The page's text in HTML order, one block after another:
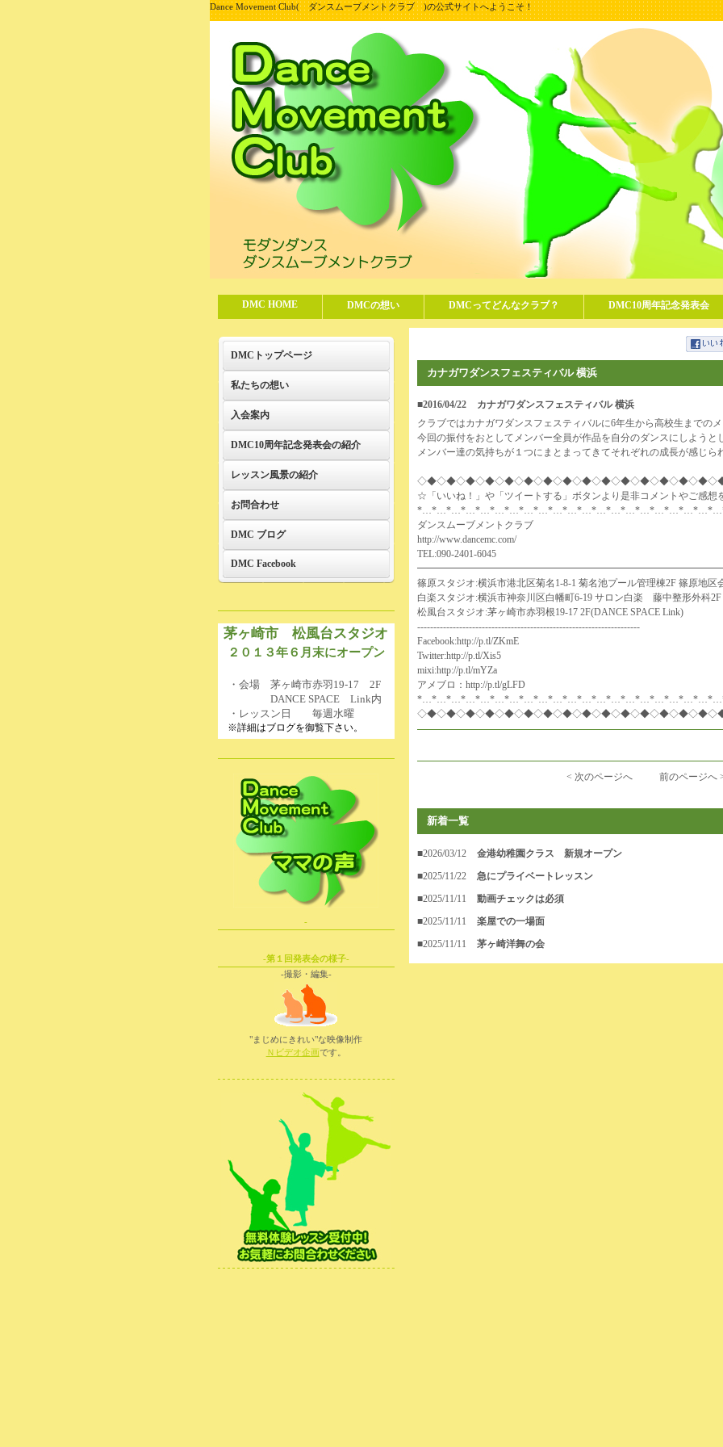
Dance Movement Club( ダンスムーブメントクラブ )の公式サイトへようこそ！
DMC HOME DMCの想い DMCってどんなクラブ？ DMC10周年記念発表会
カナガワダンスフェスティバル 横浜
■2016/04/22
カナガワダンスフェスティバル 横浜
クラブではカナガワダンスフェスティバルに6年生から高校生までのメ
今回の振付をおとしてメンバー全員が作品を自分のダンスにしようと
メンバー達の気持ちが１つにまとまってきてそれぞれの成長が感じら
☆「いいね！」や「ツイートする」ボタンより是非コメントやご感想
ダンスムーブメントクラブ
http://www.dancemc.com/
TEL:090-2401-6045
篠原スタジオ:横浜市港北区菊名1-8-1 菊名池プール管理棟2F 篠原地区
白楽スタジオ:横浜市神奈川区白幡町6-19 サロン白楽 藤中整形外科2F
松風台スタジオ:茅ヶ崎市赤羽根19-17 2F(DANCE SPACE Link)
---------------------------------------------------------------------
Facebook:http://p.tl/ZKmE
Twitter:http://p.tl/Xis5
mixi:http://p.tl/mYZa
アメブロ： http://p.tl/gLFD
< 次のページへ 前のページへ
新着一覧
■2026/03/12
金港幼稚園クラス 新規オープン
■2025/11/22
急にプライベートレッスン
■2025/11/11
動画チェックは必須
■2025/11/11
楽屋での一場面
■2025/11/11
茅ヶ崎洋舞の会
DMCトップページ
私たちの想い
入会案内
DMC10周年記念発表会の紹介
レッスン風景の紹介
お問合わせ
DMC ブログ
DMC Facebook
茅ヶ崎市 松風台スタジオ
２０１３年６月末にオープン
・会場 茅ヶ崎市赤羽19-17 2F
DANCE SPACE Link内
・レッスン日 毎週水曜
※詳細はブログを御覧下さい。
-
-第１回発表会の様子-
-撮影・編集-
"まじめにきれい"な映像制作
Ｎビデオ企画です。